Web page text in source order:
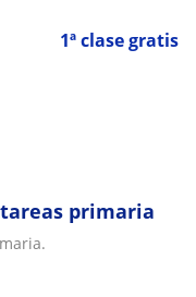
1ª clase gratis
primaria